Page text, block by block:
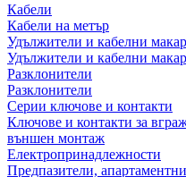
Кабели
Кабели на метър
Удължители и кабелни
Удължители и кабелни
Разклонители
Разклонители
Серии ключове и контакти
Ключове и контакти за
външен монтаж
Електропринадлежности
Предпазители,